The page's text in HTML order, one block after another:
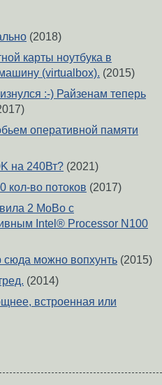
(2018)
карты ноутбука в
(virtualbox). (2015)
:-) Райзенам теперь
оперативной памяти
на 240Вт? (2021)
кол-во потоков (2017)
2 MoBo с
Intel® Processor N100
сюда можно вопхунть (2015)
(2014)
встроенная или